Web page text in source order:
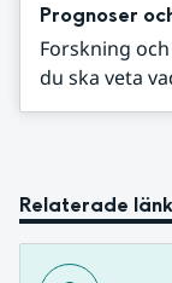
Prognoser
Forskning
du ska veta
Relaterade